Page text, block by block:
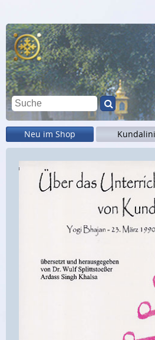
Neu im Shop